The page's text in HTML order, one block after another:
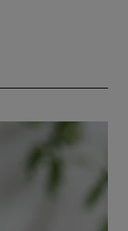
にご注意くだ
定していること